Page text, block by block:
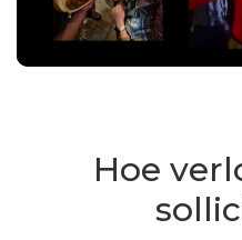
Hoe